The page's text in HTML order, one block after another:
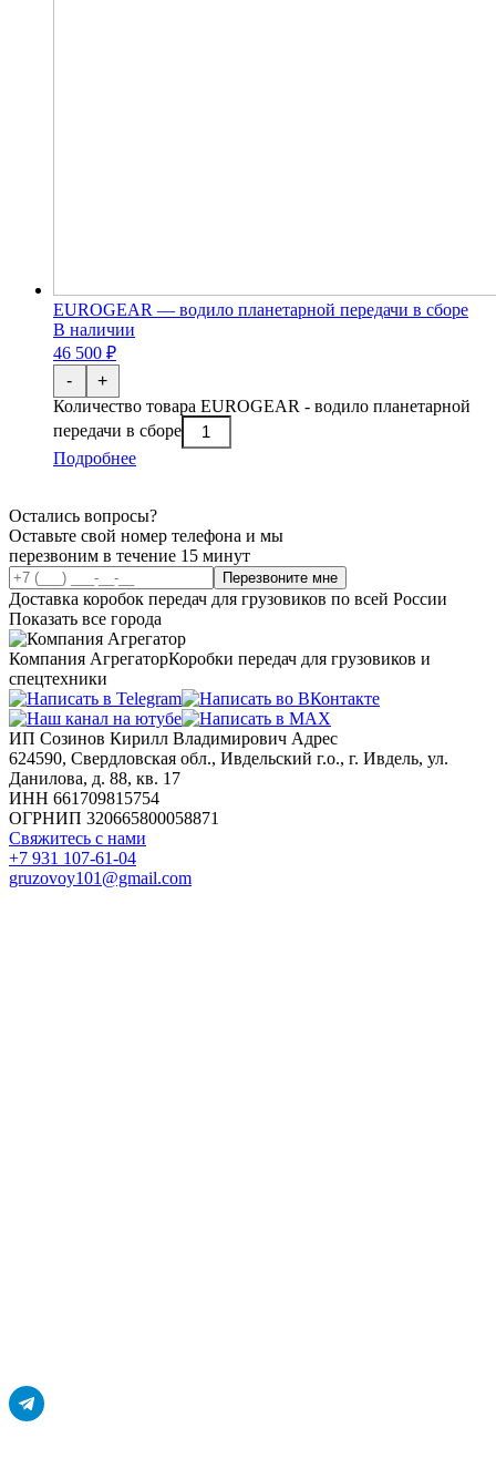
EUROGEAR — водило планетарной передачи в сборе
В наличии
46 500 ₽
-
Количество товара EUROGEAR - водило планетарной
передачи в сборе
+
Подробнее
Остались вопросы?
Оставьте свой номер телефона и мы
перезвоним в течение 15 минут
Перезвоните мне
Доставка коробок передач для грузовиков по всей России
Показать все города
Компания АгрегаторКоробки передач для грузовиков и
спецтехники
ИП Созинов Кирилл Владимирович Адрес
624590, Свердловская обл., Ивдельский г.о., г. Ивдель, ул.
Данилова, д. 88, кв. 17
ИНН 661709815754
ОГРНИП 320665800058871
Свяжитесь с нами
+7 931 107-61-04
gruzovoy101@gmail.com